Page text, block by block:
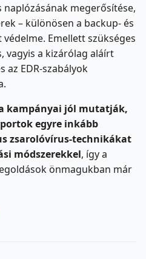
megerősítése,
– különösen a backup- és
Emellett szükséges
vagyis a kizárólag aláírt
az EDR-szabályok
kampányai jól mutatják,
egyre inkább
zsarolóvírus-technikákat
módszerekkel, így a
önmagukban már